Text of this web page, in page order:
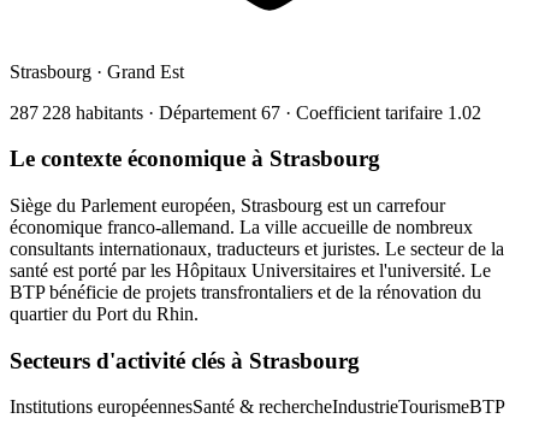
Strasbourg · Grand Est
287 228 habitants · Département 67 · Coefficient tarifaire 1.02
Le contexte économique à Strasbourg
Siège du Parlement européen, Strasbourg est un carrefour
économique franco-allemand. La ville accueille de nombreux
consultants internationaux, traducteurs et juristes. Le secteur de la
santé est porté par les Hôpitaux Universitaires et l'université. Le
BTP bénéficie de projets transfrontaliers et de la rénovation du
quartier du Port du Rhin.
Secteurs d'activité clés à Strasbourg
Institutions européennesSanté & rechercheIndustrieTourismeBTP